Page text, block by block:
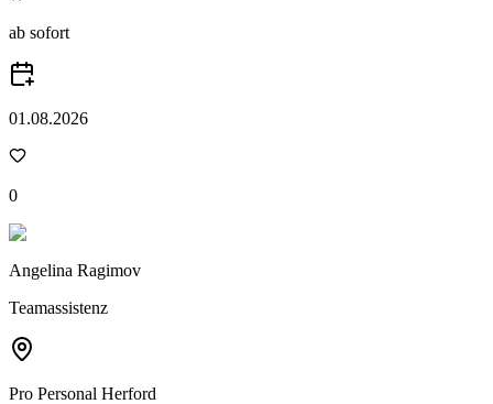
ab sofort
01.08.2026
0
Angelina Ragimov
Teamassistenz
Pro Personal Herford